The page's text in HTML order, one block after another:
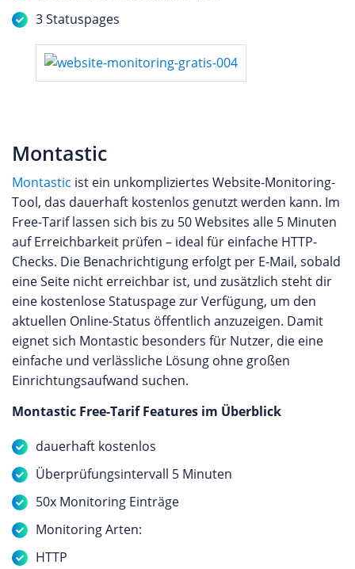
3 Statuspages
Montastic
Montastic ist ein unkompliziertes Website-Monitoring-
Tool, das dauerhaft kostenlos genutzt werden kann. Im
Free-Tarif lassen sich bis zu 50 Websites alle 5 Minuten
auf Erreichbarkeit prüfen – ideal für einfache HTTP-
Checks. Die Benachrichtigung erfolgt per E-Mail, sobald
eine Seite nicht erreichbar ist, und zusätzlich steht dir
eine kostenlose Statuspage zur Verfügung, um den
aktuellen Online-Status öffentlich anzuzeigen. Damit
eignet sich Montastic besonders für Nutzer, die eine
einfache und verlässliche Lösung ohne großen
Einrichtungsaufwand suchen.
Montastic Free-Tarif Features im Überblick
dauerhaft kostenlos
Überprüfungsintervall 5 Minuten
50x Monitoring Einträge
Monitoring Arten:
HTTP